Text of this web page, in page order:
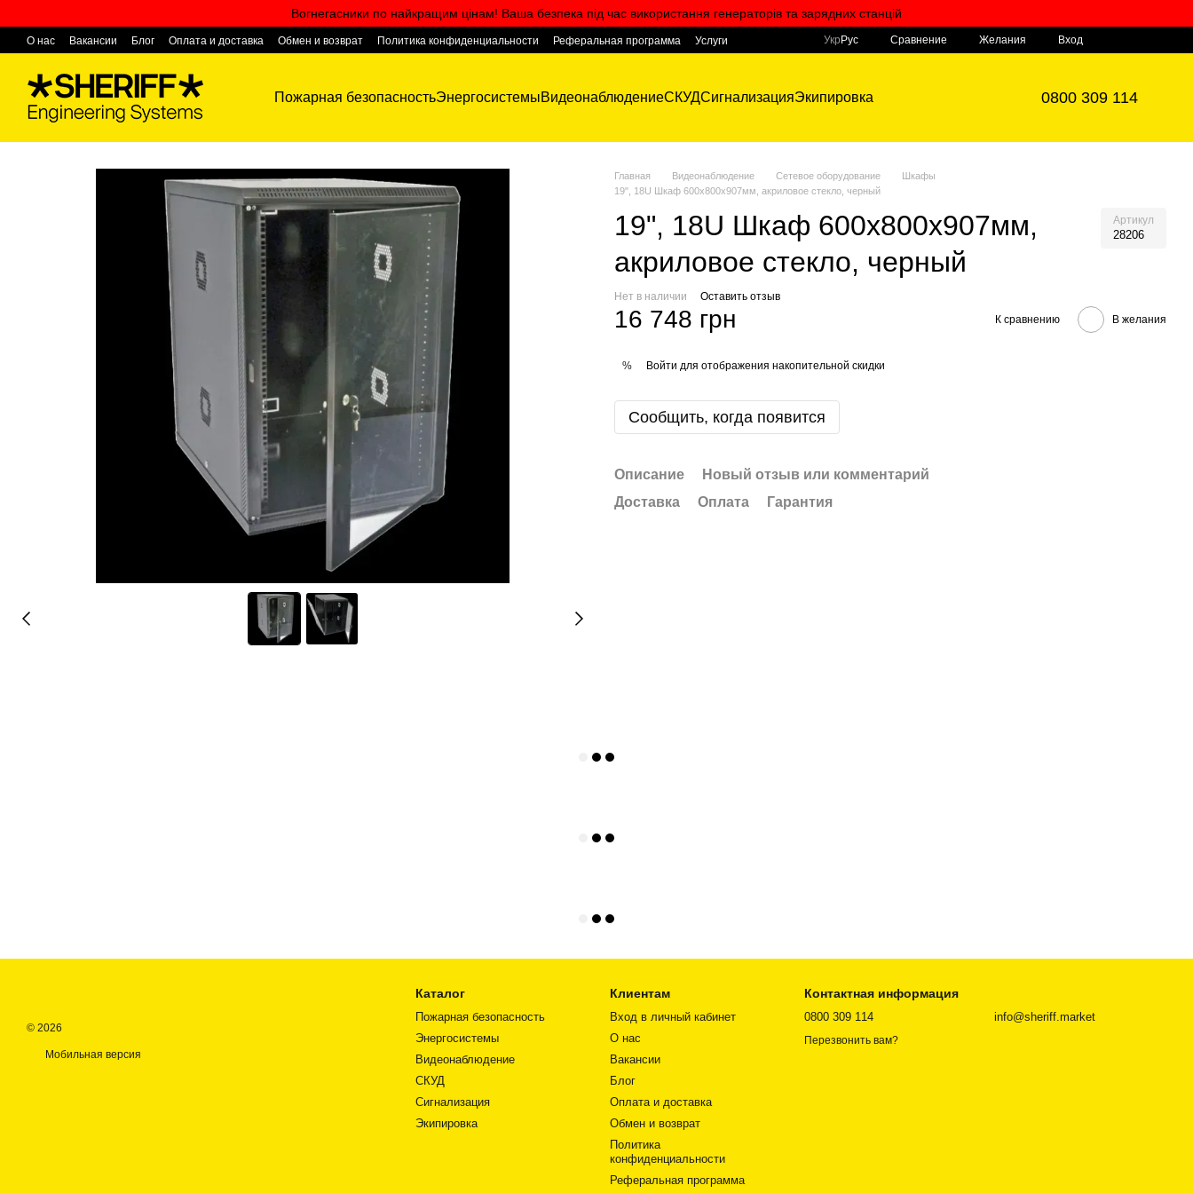
Вогнегасники по найкращим цінам! Ваша безпека під час використання генераторів та зарядних станцій
О нас Вакансии Блог Оплата и доставка Обмен и возврат Политика конфиденциальности Реферальная программа
Услуги
Укр Рус Сравнение Желания Вход
Пожарная безопасностьЭнергосистемыВидеонаблюдениеСКУДСигнализацияЭкипировка 0800 309 114
Главная Видеонаблюдение Сетевое оборудование
Шкафы
19", 18U Шкаф 600х800х907мм, акриловое стекло, черный
19", 18U Шкаф 600х800х907мм,
акриловое стекло, черный
Артикул
28206
Нет в наличии Оставить отзыв
16 748 грн К сравнению В желания
% Войти для отображения накопительной скидки
Сообщить, когда появится
Описание
Новый отзыв или комментарий
Доставка
Оплата Гарантия
© 2026
Мобильная версия
Каталог
Пожарная безопасность
Энергосистемы
Видеонаблюдение
СКУД
Сигнализация
Экипировка
Клиентам
Вход в личный кабинет
О нас
Вакансии
Блог
Оплата и доставка
Обмен и возврат
Политика
конфиденциальности
Реферальная программа
Контактная информация
0800 309 114
Перезвонить вам?
info@sheriff.market